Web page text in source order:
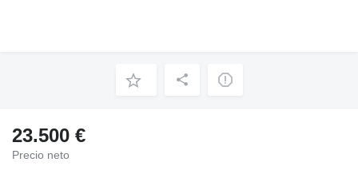
23.500 €
Precio neto